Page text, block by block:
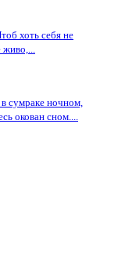
хоть себя не
живо,...
сумраке ночном,
окован сном....